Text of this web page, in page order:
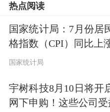
对于辞任万润股份
是个人原因。
“今年我已辞去中
法律顾问，主要
热点阅读
国家统计局：7月份居
格指数（CPI）同比上
国家统计局
宇树科技8月10日将开
网下申购！这些公司受